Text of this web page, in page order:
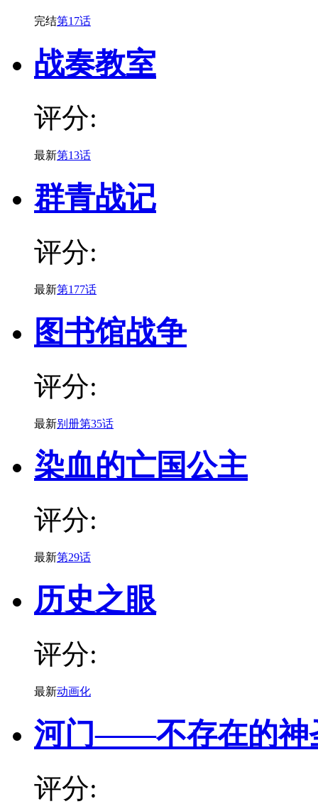
完结第17话
战奏教室
评分:
最新第13话
群青战记
评分:
最新第177话
图书馆战争
评分:
最新别册第35话
染血的亡国公主
评分:
最新第29话
历史之眼
评分:
最新动画化
河门——不存在的神
评分: